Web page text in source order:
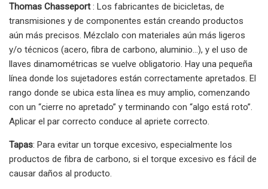
Thomas Chasseport: Los fabricantes de bicicletas, de
transmisiones y de componentes están creando productos
aún más precisos. Mézclalo con materiales aún más ligeros
y/o técnicos (acero, fibra de carbono, aluminio…), y el uso de
llaves dinamométricas se vuelve obligatorio. Hay una pequeña
línea donde los sujetadores están correctamente apretados. El
rango donde se ubica esta línea es muy amplio, comenzando
con un “cierre no apretado” y terminando con “algo está roto”.
Aplicar el par correcto conduce al apriete correcto.
Tapas: Para evitar un torque excesivo, especialmente los
productos de fibra de carbono, si el torque excesivo es fácil de
causar daños al producto.